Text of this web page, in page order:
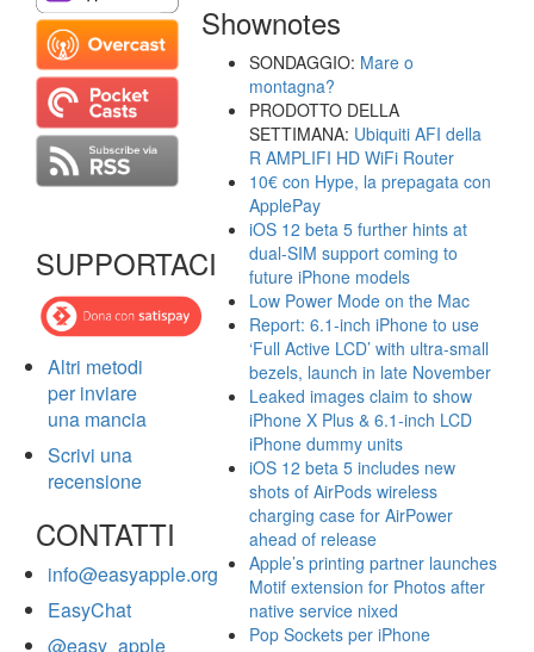
SUPPORTACI
Altri metodi
per inviare
una mancia
Scrivi una
recensione
CONTATTI
info@easyapple.org
EasyChat
@easy_apple
Shownotes
SONDAGGIO: Mare o
montagna?
PRODOTTO DELLA
SETTIMANA: Ubiquiti AFI della
R AMPLIFI HD WiFi Router
10€ con Hype, la prepagata con
ApplePay
iOS 12 beta 5 further hints at
dual-SIM support coming to
future iPhone models
Low Power Mode on the Mac
Report: 6.1-inch iPhone to use
‘Full Active LCD’ with ultra-small
bezels, launch in late November
Leaked images claim to show
iPhone X Plus & 6.1-inch LCD
iPhone dummy units
iOS 12 beta 5 includes new
shots of AirPods wireless
charging case for AirPower
ahead of release
Apple’s printing partner launches
Motif extension for Photos after
native service nixed
Pop Sockets per iPhone